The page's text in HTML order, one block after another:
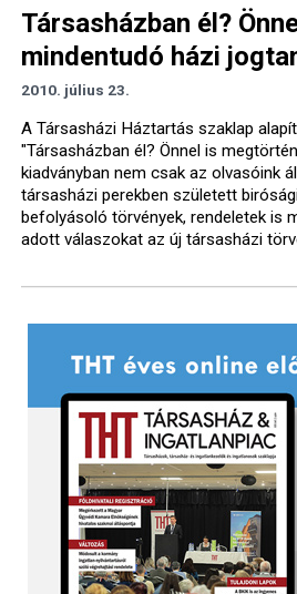
Társasházban él?
mindentudó házi
2010. július 23.
A Társasházi Háztartás szaklap
"Társasházban él? Önnel is
kiadványban nem csak az olvasóink
társasházi perekben született
befolyásoló törvények, rendeletek is
adott válaszokat az új társasházi